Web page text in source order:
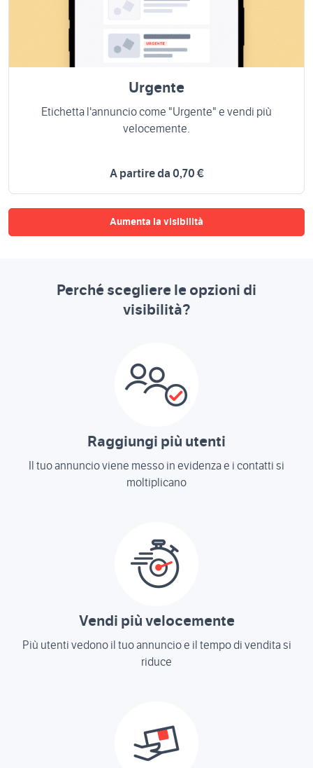
Urgente
Etichetta l'annuncio come "Urgente" e vendi più
velocemente.
A partire da 0,70 €
Aumenta la visibilità
Perché scegliere le opzioni di
visibilità?
Raggiungi più utenti
Il tuo annuncio viene messo in evidenza e i contatti si
moltiplicano
Vendi più velocemente
Più utenti vedono il tuo annuncio e il tempo di vendita si
riduce